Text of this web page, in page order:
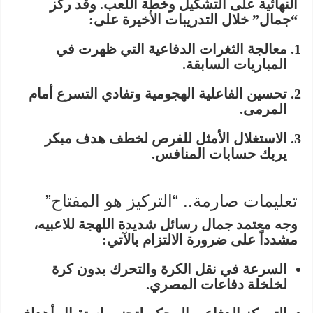
النهائية على التشكيل وخطة اللعب. وقد ركز
“جمال” خلال التدريبات الأخيرة على:
معالجة الثغرات الدفاعية التي ظهرت في
المباريات السابقة.
تحسين الفاعلية الهجومية وتفادي التسرع أمام
المرمى.
الاستغلال الأمثل للفرص لخطف هدف مبكر
يربك حسابات المنافس.
تعليمات صارمة.. “التركيز هو المفتاح”
وجه معتمد جمال رسائل شديدة اللهجة للاعبيه،
مشدداً على ضرورة الالتزام بالآتي:
السرعة في نقل الكرة والتحرك بدون كرة
لخلخلة دفاعات المصري.